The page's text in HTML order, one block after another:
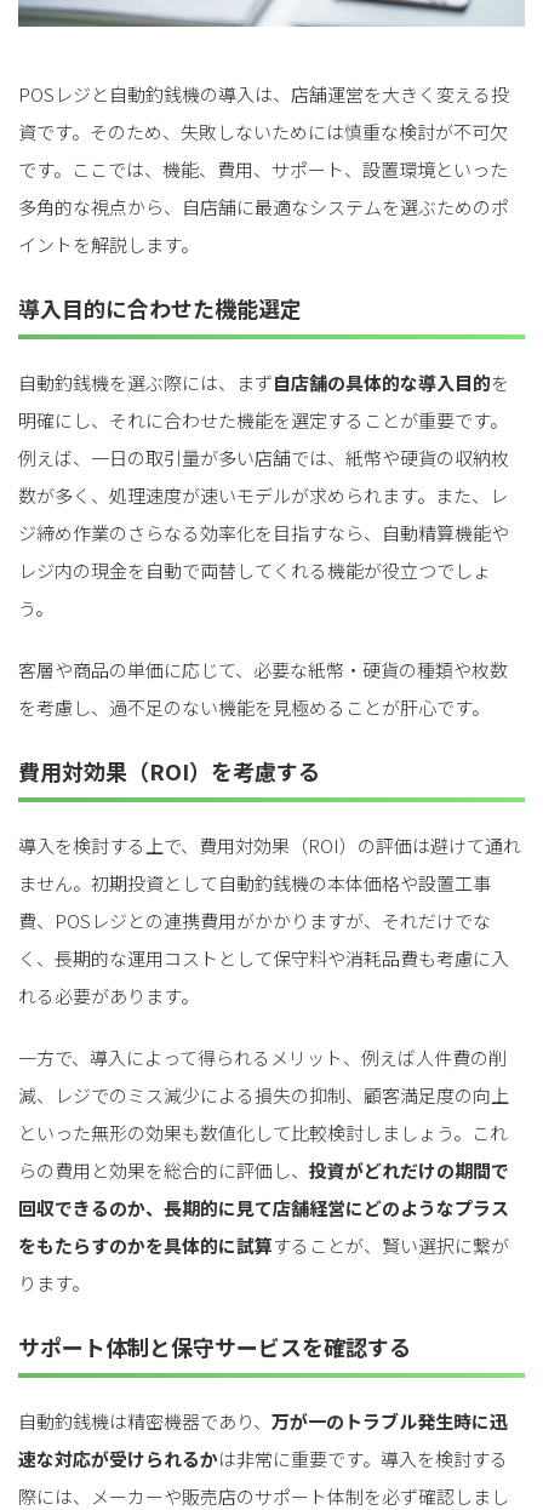
POSレジと自動釣銭機の導入は、店舗運営を大きく変える投
資です。そのため、失敗しないためには慎重な検討が不可欠
です。ここでは、機能、費用、サポート、設置環境といった
多角的な視点から、自店舗に最適なシステムを選ぶためのポ
イントを解説します。
導入目的に合わせた機能選定
自動釣銭機を選ぶ際には、まず自店舗の具体的な導入目的を
明確にし、それに合わせた機能を選定することが重要です。
例えば、一日の取引量が多い店舗では、紙幣や硬貨の収納枚
数が多く、処理速度が速いモデルが求められます。また、レ
ジ締め作業のさらなる効率化を目指すなら、自動精算機能や
レジ内の現金を自動で両替してくれる機能が役立つでしょ
う。
客層や商品の単価に応じて、必要な紙幣・硬貨の種類や枚数
を考慮し、過不足のない機能を見極めることが肝心です。
費用対効果（ROI）を考慮する
導入を検討する上で、費用対効果（ROI）の評価は避けて通れ
ません。初期投資として自動釣銭機の本体価格や設置工事
費、POSレジとの連携費用がかかりますが、それだけでな
く、長期的な運用コストとして保守料や消耗品費も考慮に入
れる必要があります。
一方で、導入によって得られるメリット、例えば人件費の削
減、レジでのミス減少による損失の抑制、顧客満足度の向上
といった無形の効果も数値化して比較検討しましょう。これ
らの費用と効果を総合的に評価し、 投資がどれだけの期間で
回収できるのか、長期的に見て店舗経営にどのようなプラス
をもたらすのかを具体的に試算することが、賢い選択に繋が
ります。
サポート体制と保守サービスを確認する
自動釣銭機は精密機器であり、 万が一のトラブル発生時に迅
速な対応が受けられるかは非常に重要です。導入を検討する
際には、メーカーや販売店のサポート体制を必ず確認しまし
forRetail小売業の方向けサービス
for Reuse 中古買取業者向けサービス
資料ダウンロードの一覧へ
forRetail小売業の方向けサービス
for Reuse 中古買取業者向けサービス
お問い合わせフォームへ